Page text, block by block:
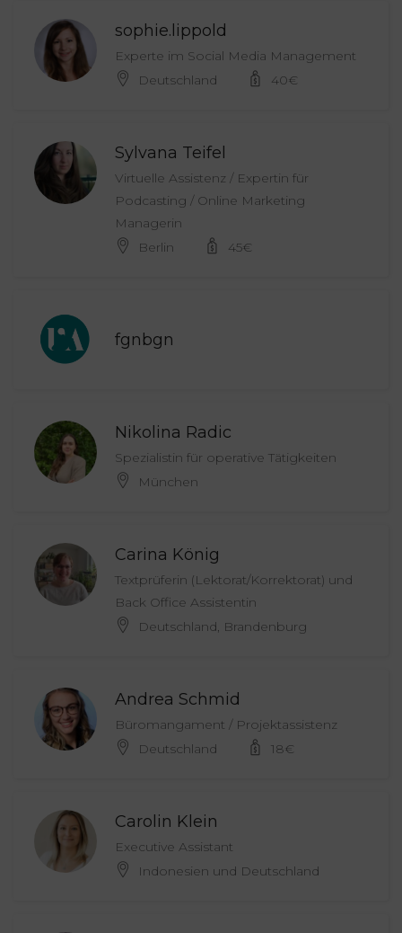
sophie.lippold
Experte im Social Media Management
Deutschland
40€
Sylvana Teifel
Virtuelle Assistenz / Expertin für
Podcasting / Online Marketing
Managerin
Berlin
45€
fgnbgn
Nikolina Radic
Spezialistin für operative Tätigkeiten
München
Carina König
Textprüferin (Lektorat/Korrektorat) und
Back Office Assistentin
Deutschland, Brandenburg
Andrea Schmid
Büromangament / Projektassistenz
Deutschland
18€
Carolin Klein
Executive Assistant
Indonesien und Deutschland